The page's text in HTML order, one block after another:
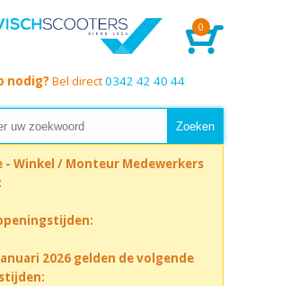
0
nodig? Bel direct0342 42 40 44
- Winkel / Monteur Medewerkers
2026 gelden de volgende